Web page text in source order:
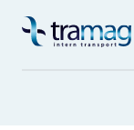
naar